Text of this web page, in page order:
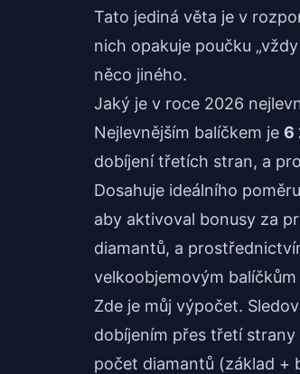
Tato jediná věta je v
nich opakuje poučku
něco jiného.
Jaký je v roce 2026
Nejlevnějším balíčkem je 6
dobíjení třetích stran, a
Dosahuje ideálního
aby aktivoval bonusy za
diamantů, a
velkoobjemovým
Zde je můj výpočet.
dobíjením přes třetí
počet diamantů (základ +